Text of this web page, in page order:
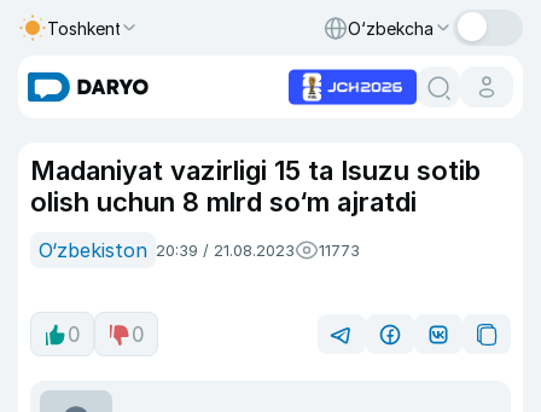
Toshkent O‘zbekcha
Madaniyat vazirligi 15 ta Isuzu sotib
olish uchun 8 mlrd so‘m ajratdi
O‘zbekiston 20:39 / 21.08.2023 11773
0 0